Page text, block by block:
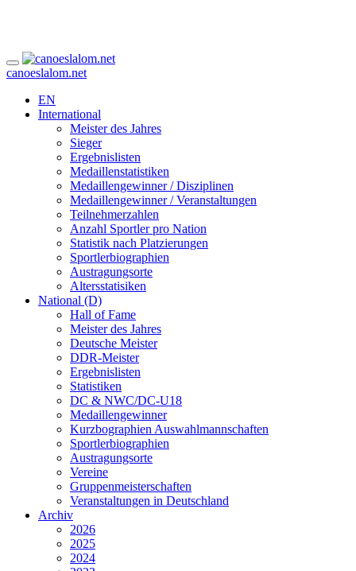
canoeslalom.net
EN
International
Meister des Jahres
Sieger
Ergebnislisten
Medaillenstatistiken
Medaillengewinner / Disziplinen
Medaillengewinner / Veranstaltungen
Teilnehmerzahlen
Anzahl Sportler pro Nation
Statistik nach Platzierungen
Sportlerbiographien
Austragungsorte
Altersstatisiken
National (D)
Hall of Fame
Meister des Jahres
Deutsche Meister
DDR-Meister
Ergebnislisten
Statistiken
DC & NWC/DC-U18
Medaillengewinner
Kurzbographien Auswahlmannschaften
Sportlerbiographien
Austragungsorte
Vereine
Gruppenmeisterschaften
Veranstaltungen in Deutschland
Archiv
2026
2025
2024